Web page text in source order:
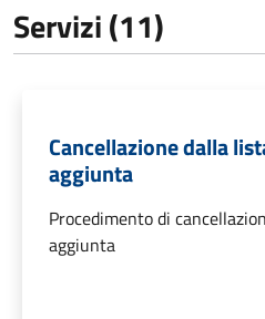
Servizi (11)
Cancellazione dalla
aggiunta
Procedimento di
aggiunta